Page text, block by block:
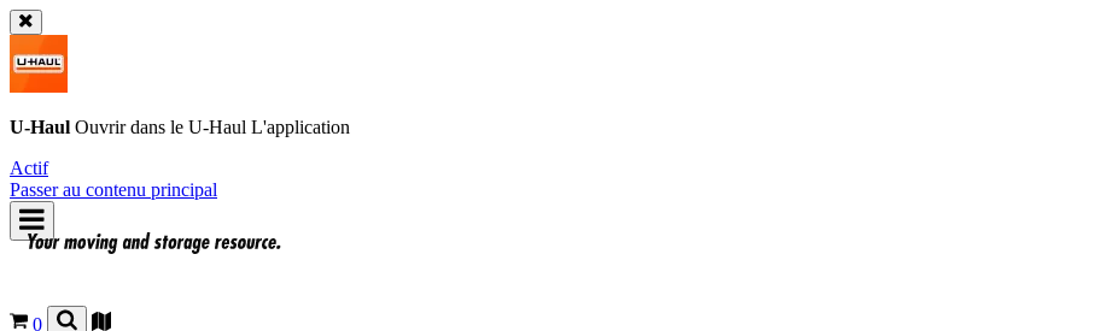
U-Haul Ouvrir dans le U-Haul L'application
Actif
Passer au contenu principal
0